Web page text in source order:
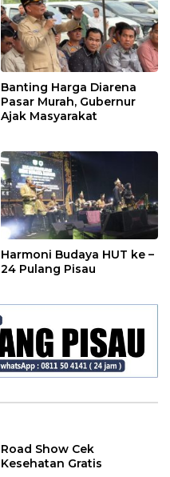
Banting Harga Diarena
Pasar Murah, Gubernur
Ajak Masyarakat
Harmoni Budaya HUT ke –
24 Pulang Pisau
Road Show Cek
Kesehatan Gratis